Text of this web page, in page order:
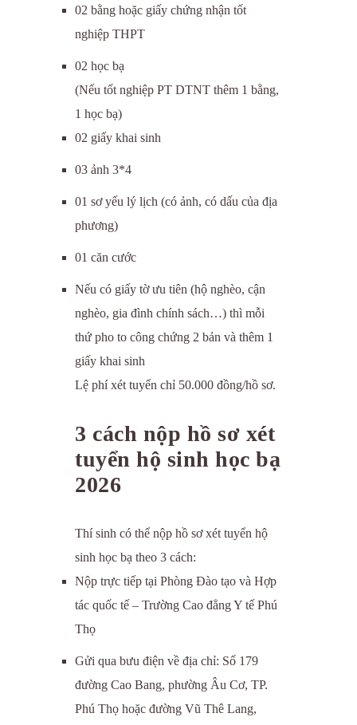
02 bằng hoặc giấy chứng nhận tốt
nghiệp THPT
02 học bạ
(Nếu tốt nghiệp PT DTNT thêm 1 bằng,
1 học bạ)
02 giấy khai sinh
03 ảnh 3*4
01 sơ yếu lý lịch (có ảnh, có dấu của địa
phương)
01 căn cước
Nếu có giấy tờ ưu tiên (hộ nghèo, cận
nghèo, gia đình chính sách…) thì mỗi
thứ pho to công chứng 2 bản và thêm 1
giấy khai sinh
Lệ phí xét tuyển chỉ 50.000 đồng/hồ sơ.
3 cách nộp hồ sơ xét
tuyển hộ sinh học bạ
2026
Thí sinh có thể nộp hồ sơ xét tuyển hộ
sinh học bạ theo 3 cách:
Nộp trực tiếp tại Phòng Đào tạo và Hợp
tác quốc tế – Trường Cao đẳng Y tế Phú
Thọ
Gửi qua bưu điện về địa chỉ: Số 179
đường Cao Bang, phường Âu Cơ, TP.
Phú Thọ hoặc đường Vũ Thê Lang,